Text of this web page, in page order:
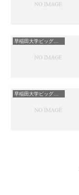
早稲田大学ビッグベアーズ/waseda university BigBears